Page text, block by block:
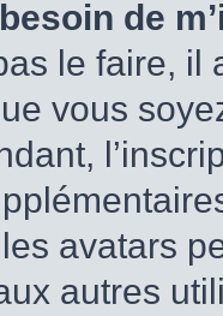
de
le faire, il
vous
avatars
autres